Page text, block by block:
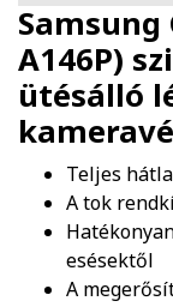
Samsung
A146P)
ütésálló
Teljes
A tok
esésektől
A